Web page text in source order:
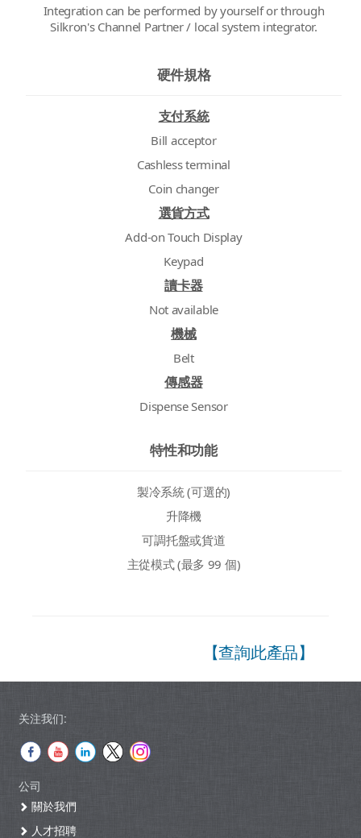
Integration can be performed by yourself or through
Silkron's Channel Partner / local system integrator.
硬件規格
支付系統
Bill acceptor
Cashless terminal
Coin changer
選貨方式
Add-on Touch Display
Keypad
讀卡器
Not available
機械
Belt
傳感器
Dispense Sensor
特性和功能
製冷系統 (可選的)
升降機
可調托盤或貨道
主從模式 (最多 99 個)
【查詢此產品】
关注我们:
公司
關於我們
人才招聘